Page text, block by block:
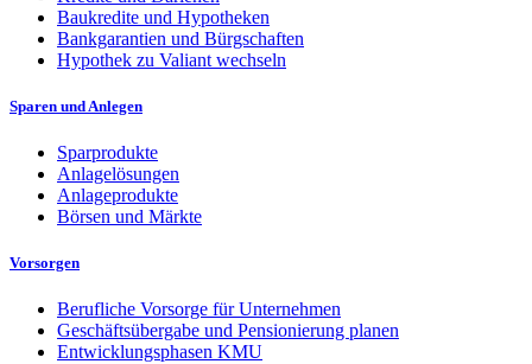
Baukredite und Hypotheken
Bankgarantien und Bürgschaften
Hypothek zu Valiant wechseln
Sparen und Anlegen
Sparprodukte
Anlagelösungen
Anlageprodukte
Börsen und Märkte
Vorsorgen
Berufliche Vorsorge für Unternehmen
Geschäftsübergabe und Pensionierung planen
Entwicklungsphasen KMU